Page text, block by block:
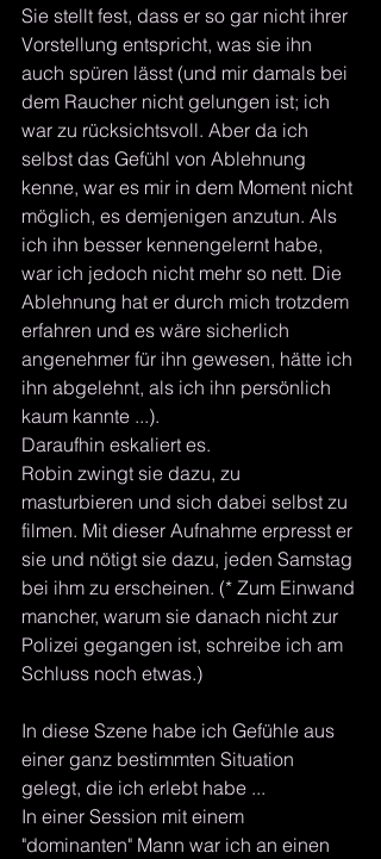
Sie stellt fest, dass er so gar nicht ihrer
Vorstellung entspricht, was sie ihn
auch spüren lässt (und mir damals bei
dem Raucher nicht gelungen ist; ich
war zu rücksichtsvoll. Aber da ich
selbst das Gefühl von Ablehnung
kenne, war es mir in dem Moment nicht
möglich, es demjenigen anzutun. Als
ich ihn besser kennengelernt habe,
war ich jedoch nicht mehr so nett. Die
Ablehnung hat er durch mich trotzdem
erfahren und es wäre sicherlich
angenehmer für ihn gewesen, hätte ich
ihn abgelehnt, als ich ihn persönlich
kaum kannte ...).
Daraufhin eskaliert es.
Robin zwingt sie dazu, zu
masturbieren und sich dabei selbst zu
filmen. Mit dieser Aufnahme erpresst er
sie und nötigt sie dazu, jeden Samstag
bei ihm zu erscheinen. (* Zum Einwand
mancher, warum sie danach nicht zur
Polizei gegangen ist, schreibe ich am
Schluss noch etwas.)
In diese Szene habe ich Gefühle aus
einer ganz bestimmten Situation
gelegt, die ich erlebt habe ...
In einer Session mit einem
"dominanten" Mann war ich an einen